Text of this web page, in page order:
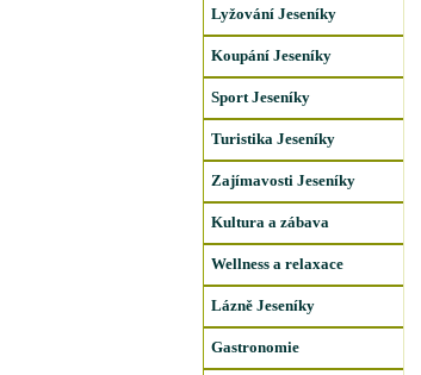
Lyžování Jeseníky
Koupání Jeseníky
Sport Jeseníky
Turistika Jeseníky
Zajímavosti Jeseníky
Kultura a zábava
Wellness a relaxace
Lázně Jeseníky
Gastronomie